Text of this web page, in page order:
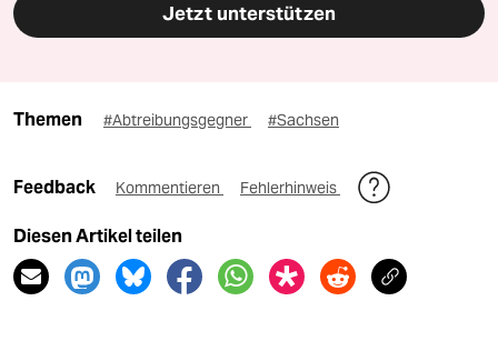
Jetzt unterstützen
Themen #Abtreibungsgegner #Sachsen
Feedback Kommentieren Fehlerhinweis
Diesen Artikel teilen